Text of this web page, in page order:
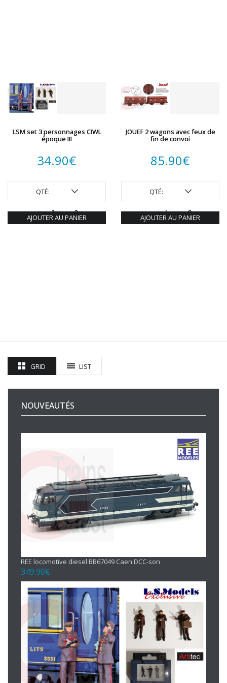
LSM set 3 personnages CIWL
époque III
34.90€
QTÉ:
AJOUTER AU PANIER
JOUEF 2 wagons avec feux de
fin de convoi
85.90€
QTÉ:
AJOUTER AU PANIER
GRID LIST
NOUVEAUTÉS
REE locomotive diesel BB67049 Caen DCC-son
349.90€